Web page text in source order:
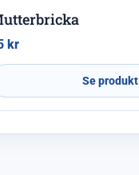
kr
Se produkt